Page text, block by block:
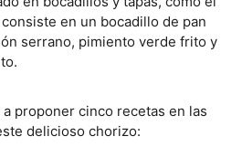
en un bocadillo de pan
serrano, pimiento verde frito y
proponer cinco recetas en las
delicioso chorizo: